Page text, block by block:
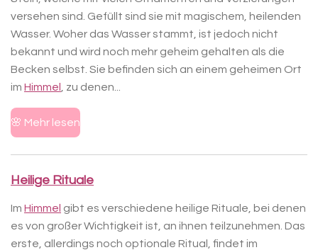
versehen sind. Gefüllt sind sie mit magischem, heilenden
Wasser. Woher das Wasser stammt, ist jedoch nicht
bekannt und wird noch mehr geheim gehalten als die
Becken selbst. Sie befinden sich an einem geheimen Ort
im Himmel , zu denen...
🌸 Mehr lesen
Heilige Rituale
Im Himmel gibt es verschiedene heilige Rituale, bei denen
es von großer Wichtigkeit ist, an ihnen teilzunehmen. Das
erste, allerdings noch optionale Ritual, findet im